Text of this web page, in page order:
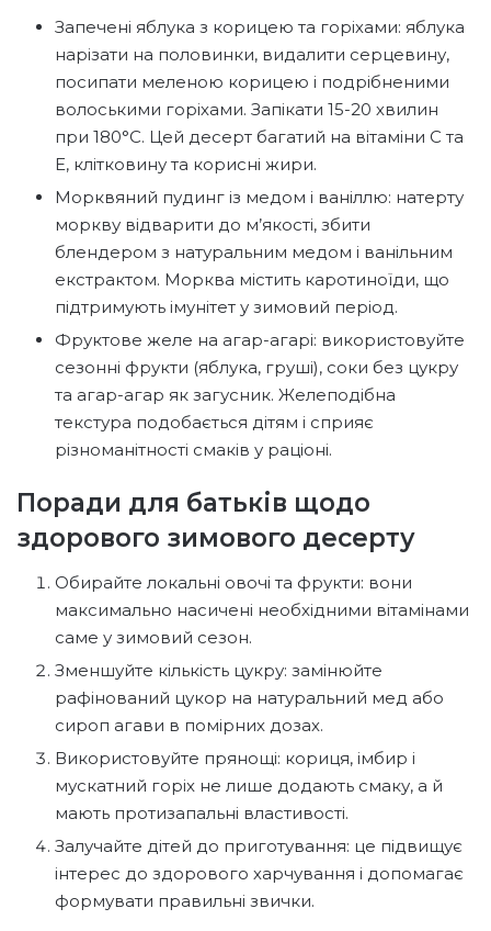
Запечені яблука з корицею та горіхами: яблука
нарізати на половинки, видалити серцевину,
посипати меленою корицею і подрібненими
волоськими горіхами. Запікати 15-20 хвилин
при 180°C. Цей десерт багатий на вітаміни С та
Е, клітковину та корисні жири.
Морквяний пудинг із медом і ваніллю: натерту
моркву відварити до м’якості, збити
блендером з натуральним медом і ванільним
екстрактом. Морква містить каротиноїди, що
підтримують імунітет у зимовий період.
Фруктове желе на агар-агарі: використовуйте
сезонні фрукти (яблука, груші), соки без цукру
та агар-агар як загусник. Желеподібна
текстура подобається дітям і сприяє
різноманітності смаків у раціоні.
Поради для батьків щодо
здорового зимового десерту
Обирайте локальні овочі та фрукти: вони
максимально насичені необхідними вітамінами
саме у зимовий сезон.
Зменшуйте кількість цукру: замінюйте
рафінований цукор на натуральний мед або
сироп агави в помірних дозах.
Використовуйте прянощі: кориця, імбир і
мускатний горіх не лише додають смаку, а й
мають протизапальні властивості.
Залучайте дітей до приготування: це підвищує
інтерес до здорового харчування і допомагає
формувати правильні звички.